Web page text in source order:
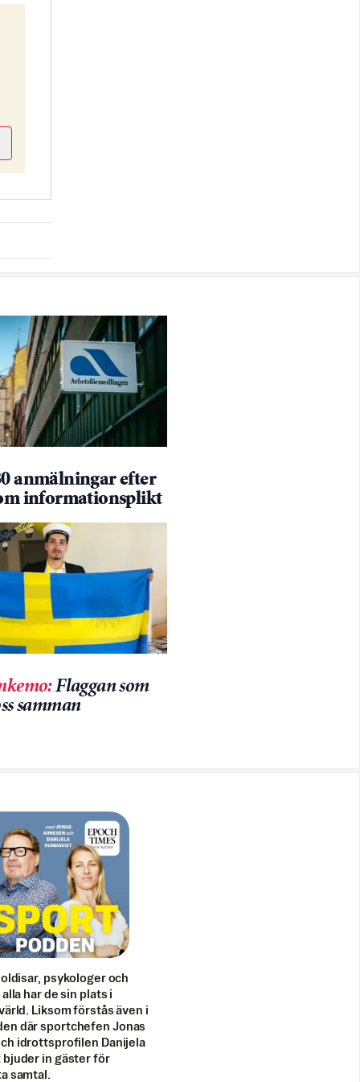
anmälningar efter
informationsplikt
:Flaggan som
samman
psykologer och
har de sin plats i
Liksom förstås även i
där sportchefen Jonas
idrottsprofilen Danijela
bjuder in gäster för
samtal.